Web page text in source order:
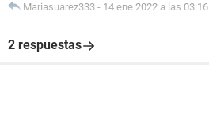
Mariasuarez333 - 14 ene 2022 a las 03:16
2 respuestas